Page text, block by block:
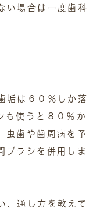
い場合は一度歯科
垢は６０％しか落
も使うと８０％か
虫歯や歯周病を予
ブラシを併用しま
、通し方を教えて